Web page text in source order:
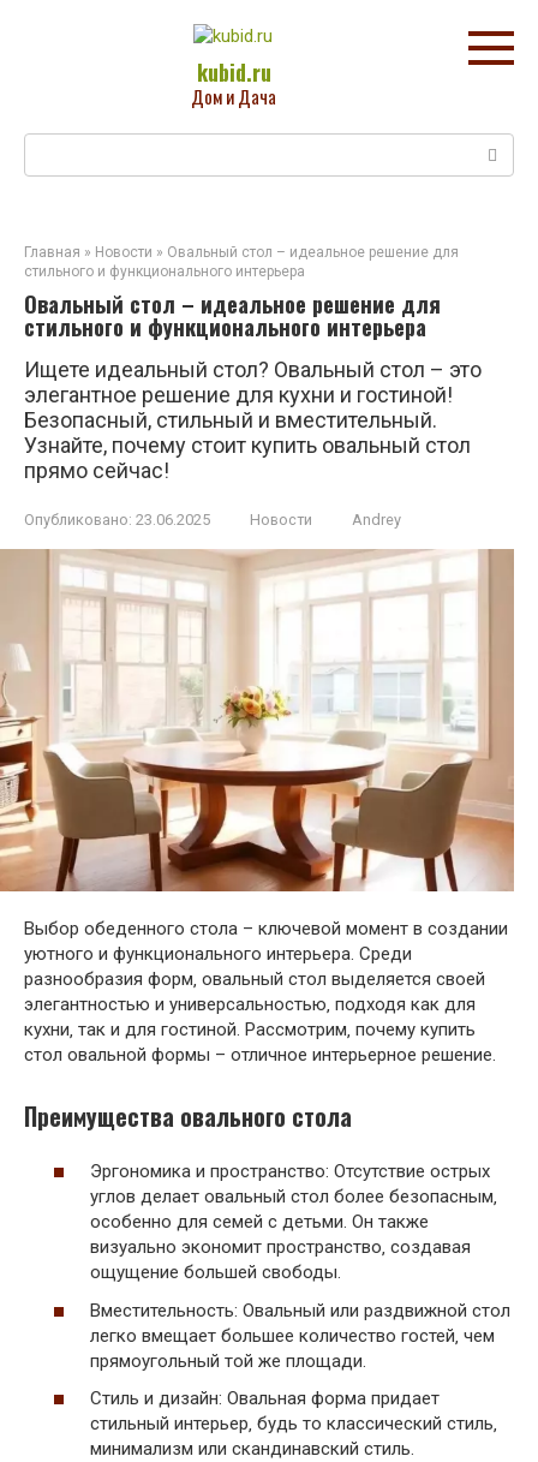
kubid.ru
Дом и Дача
Главная » Новости » Овальный стол – идеальное решение для
стильного и функционального интерьера
Овальный стол – идеальное решение для
стильного и функционального интерьера
Ищете идеальный стол? Овальный стол – это
элегантное решение для кухни и гостиной!
Безопасный, стильный и вместительный.
Узнайте, почему стоит купить овальный стол
прямо сейчас!
Опубликовано: 23.06.2025 Новости Andrey
Выбор обеденного стола – ключевой момент в создании
уютного и функционального интерьера. Среди
разнообразия форм‚ овальный стол выделяется своей
элегантностью и универсальностью‚ подходя как для
кухни‚ так и для гостиной. Рассмотрим‚ почему купить
стол овальной формы – отличное интерьерное решение.
Преимущества овального стола
Эргономика и пространство: Отсутствие острых
углов делает овальный стол более безопасным‚
особенно для семей с детьми. Он также
визуально экономит пространство‚ создавая
ощущение большей свободы.
Вместительность: Овальный или раздвижной стол
легко вмещает большее количество гостей‚ чем
прямоугольный той же площади.
Стиль и дизайн: Овальная форма придает
стильный интерьер‚ будь то классический стиль‚
минимализм или скандинавский стиль.